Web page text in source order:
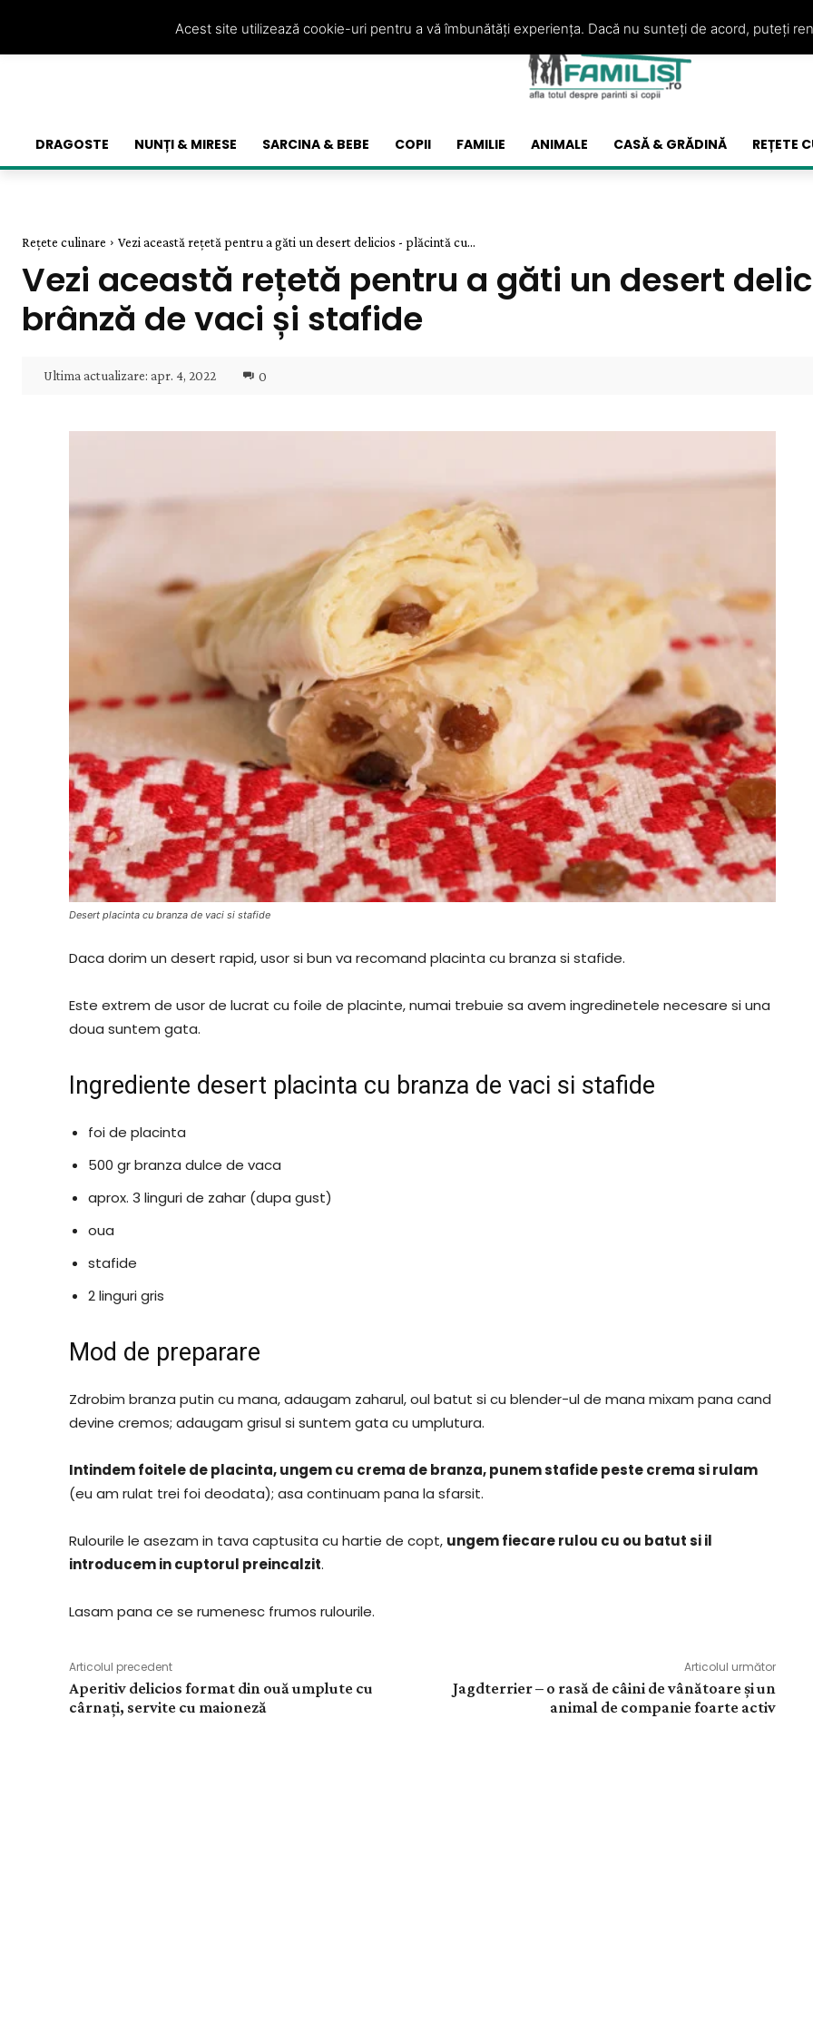
DRAGOSTE NUNȚI & MIRESE SARCINA & BEBE COPII FAMILIE ANIMALE CASĂ & GRĂDINĂ REȚETE
Rețete culinare Vezi această rețetă pentru a găti un desert delicios - plăcintă cu...
Vezi această rețetă pentru a găti un desert
brânză de vaci și stafide
Ultima actualizare: apr. 4, 2022 0
Desert placinta cu branza de vaci si stafide
Daca dorim un desert rapid, usor si bun va recomand placinta cu branza si stafide.
Este extrem de usor de lucrat cu foile de placinte, numai trebuie sa avem ingredinetele necesare si una
doua suntem gata.
Ingrediente desert placinta cu branza de vaci si stafide
foi de placinta
500 gr branza dulce de vaca
aprox. 3 linguri de zahar (dupa gust)
oua
stafide
2 linguri gris
Mod de preparare
Zdrobim branza putin cu mana, adaugam zaharul, oul batut si cu blender-ul de mana mixam pana cand
devine cremos; adaugam grisul si suntem gata cu umplutura.
Intindem foitele de placinta, ungem cu crema de branza, punem stafide peste crema si rulam
(eu am rulat trei foi deodata); asa continuam pana la sfarsit.
Rulourile le asezam in tava captusita cu hartie de copt, ungem fiecare rulou cu ou batut si il
introducem in cuptorul preincalzit.
Lasam pana ce se rumenesc frumos rulourile.
Articolul precedent
Aperitiv delicios format din ouă umplute cu
cârnați, servite cu maioneză
Articolul următor
Jagdterrier – o rasă de câini de vânătoare și un
animal de companie foarte activ
Acest site utilizează cookie-uri pentru a vă îmbunătăți experiența. Dacă nu sunteți de acord, puteți